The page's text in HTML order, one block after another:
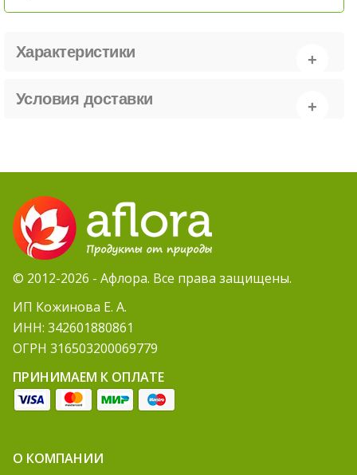
Характеристики
Условия доставки
© 2012-2026 - Афлора. Все права защищены.
ИП Кожинова Е. А.
ИНН: 342601880861
ОГРН 316503200069779
ПРИНИМАЕМ К ОПЛАТЕ
О КОМПАНИИ